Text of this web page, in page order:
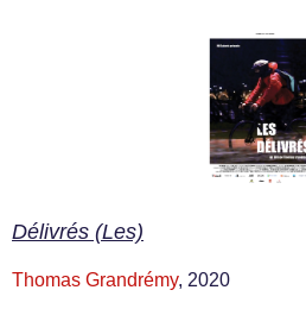
Délivrés (Les)
Thomas Grandrémy, 2020